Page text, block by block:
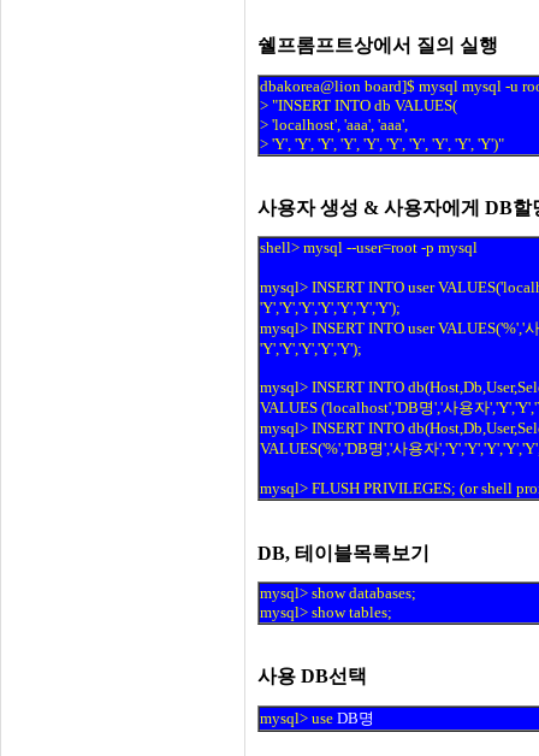
쉘프롬프트상에서 질의 실행
dbakorea@lion board]$ mysql mysql -u
> "INSERT INTO db VALUES(
> 'localhost', 'aaa', 'aaa',
> 'Y', 'Y', 'Y', 'Y', 'Y', 'Y', 'Y', 'Y', 'Y', 'Y')"
사용자 생성 & 사용자에게 DB할
shell> mysql --user=root -p mysql
mysql> INSERT INTO user
'Y','Y','Y','Y','Y','Y','Y');
mysql> INSERT INTO user VALUES('%','
'Y','Y','Y','Y','Y');
mysql> INSERT INTO
VALUES ('localhost','DB명','사용자
mysql> INSERT INTO
VALUES('%','DB명','사용자
mysql> FLUSH PRIVILEGES; (or shell
DB, 테이블목록보기
mysql> show databases;
mysql> show tables;
사용 DB선택
mysql> use DB명